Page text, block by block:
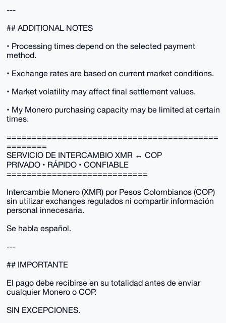
---
## ADDITIONAL NOTES
• Processing times depend on the selected payment
method.
• Exchange rates are based on current market conditions.
• Market volatility may affect final settlement values.
• My Monero purchasing capacity may be limited at certain
times.
==========================================
========
SERVICIO DE INTERCAMBIO XMR ↔ COP
PRIVADO • RÁPIDO • CONFIABLE
============================
Intercambie Monero (XMR) por Pesos Colombianos (COP)
sin utilizar exchanges regulados ni compartir información
personal innecesaria.
Se habla español.
---
## IMPORTANTE
El pago debe recibirse en su totalidad antes de enviar
cualquier Monero o COP.
SIN EXCEPCIONES.